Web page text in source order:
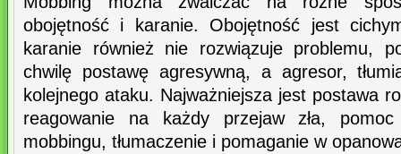
obojętność i karanie. Obojętność jest
karanie również nie rozwiązuje problemu,
chwilę postawę agresywną, a agresor,
kolejnego ataku. Najważniejsza jest postawa
reagowanie na każdy przejaw zła, pomoc
mobbingu, tłumaczenie i pomaganie w